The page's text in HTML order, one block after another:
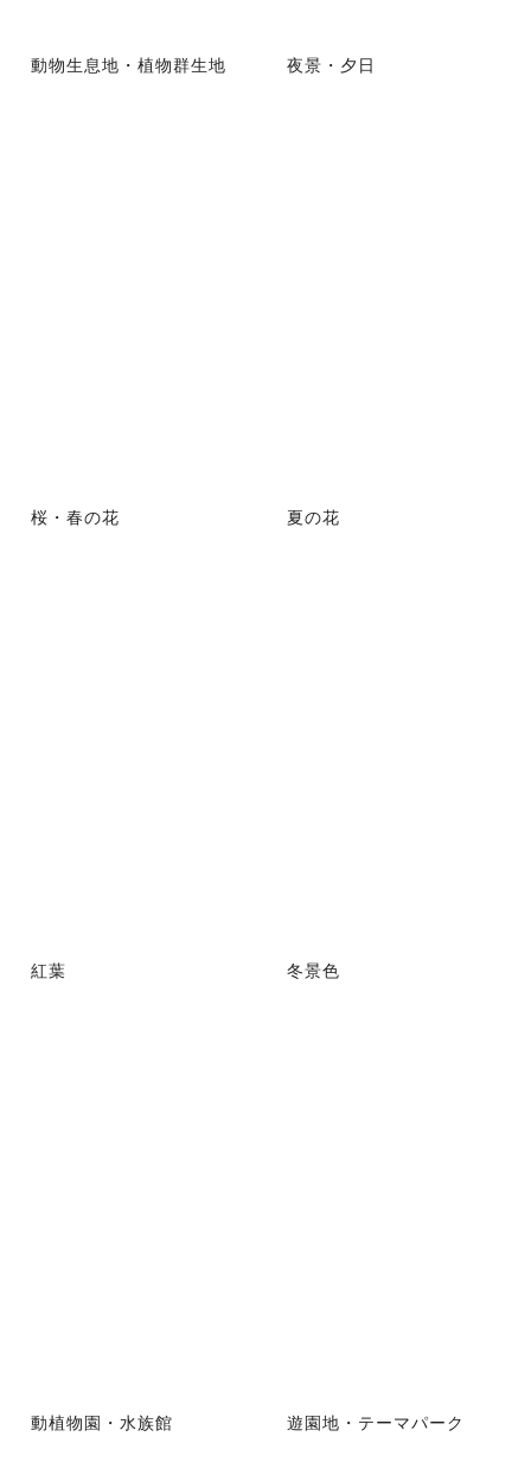
動物生息地・植物群生地 夜景・夕日
桜・春の花 夏の花
紅葉 冬景色
動植物園・水族館 遊園地・テーマパーク